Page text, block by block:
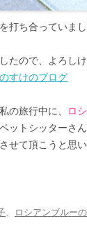
打ち合っていまし
たので、よろしけ
すけのブログ
の旅行中に、 ロ
ットシッターさ
せて頂こうと思い
、 ロシアンブルー